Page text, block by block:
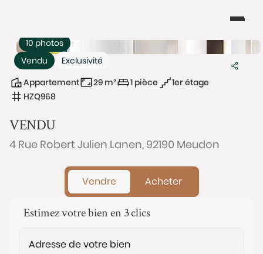
Vendu Exclusivité
10 photos
Appartement 29 m² 1 pièce
1er étage
HZQ968
VENDU
4 Rue Robert Julien Lanen, 92190 Meudon
Vendre Acheter
Estimez votre bien en 3 clics